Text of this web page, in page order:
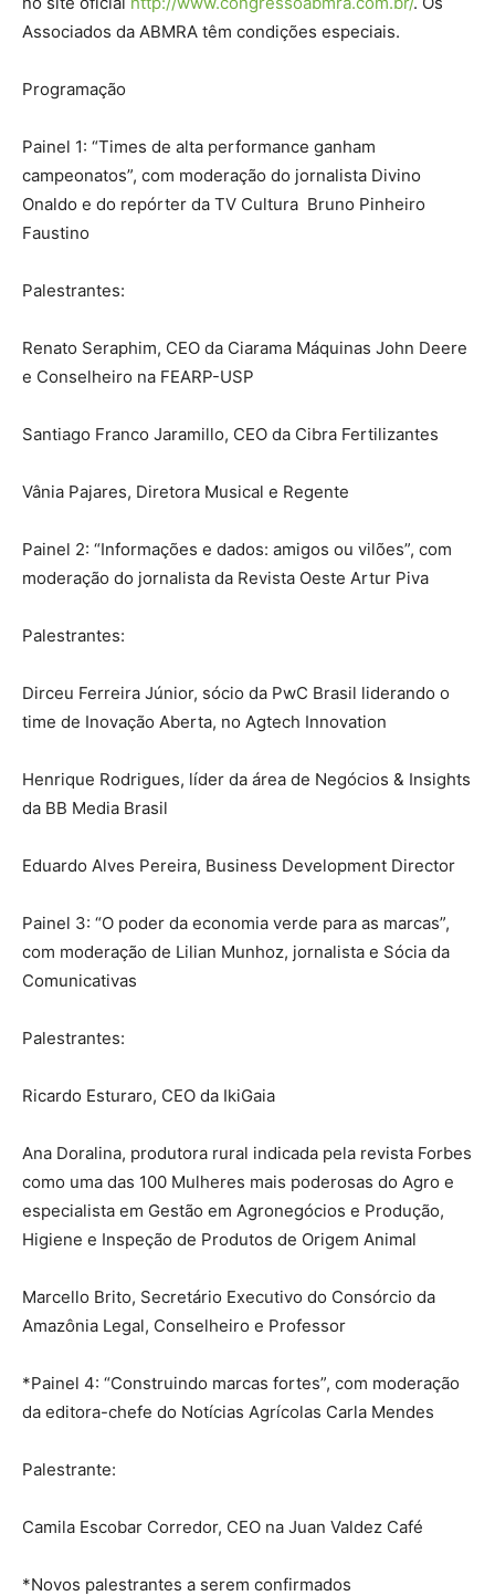
Associados da ABMRA têm condições especiais.
Programação
Painel 1: “Times de alta performance ganham
campeonatos”, com moderação do jornalista Divino
Onaldo e do repórter da TV Cultura Bruno Pinheiro
Faustino
Palestrantes:
Renato Seraphim, CEO da Ciarama Máquinas John Deere
e Conselheiro na FEARP-USP
Santiago Franco Jaramillo, CEO da Cibra Fertilizantes
Vânia Pajares, Diretora Musical e Regente
Painel 2: “Informações e dados: amigos ou vilões”, com
moderação do jornalista da Revista Oeste Artur Piva
Palestrantes:
Dirceu Ferreira Júnior, sócio da PwC Brasil liderando o
time de Inovação Aberta, no Agtech Innovation
Henrique Rodrigues, líder da área de Negócios & Insights
da BB Media Brasil
Eduardo Alves Pereira, Business Development Director
Painel 3: “O poder da economia verde para as marcas”,
com moderação de Lilian Munhoz, jornalista e Sócia da
Comunicativas
Palestrantes:
Ricardo Esturaro, CEO da IkiGaia
Ana Doralina, produtora rural indicada pela revista Forbes
como uma das 100 Mulheres mais poderosas do Agro e
especialista em Gestão em Agronegócios e Produção,
Higiene e Inspeção de Produtos de Origem Animal
Marcello Brito, Secretário Executivo do Consórcio da
Amazônia Legal, Conselheiro e Professor
*Painel 4: “Construindo marcas fortes”, com moderação
da editora-chefe do Notícias Agrícolas Carla Mendes
Palestrante:
Camila Escobar Corredor, CEO na Juan Valdez Café
*Novos palestrantes a serem confirmados